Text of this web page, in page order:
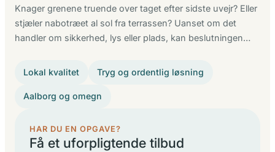
Knager grenene truende over taget efter sidste uvejr? Eller
stjæler nabotræet al sol fra terrassen? Uanset om det
handler om sikkerhed, lys eller plads, kan beslutningen…
Lokal kvalitet Tryg og ordentlig løsning
Aalborg og omegn
HAR DU EN OPGAVE?
Få et uforpligtende tilbud